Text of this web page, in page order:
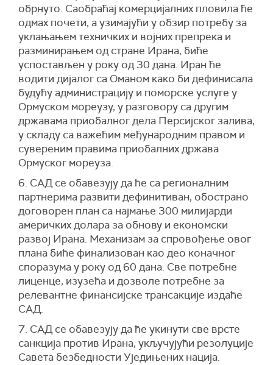
обрнуто. Саобраћај комерцијалних пловила ће
одмах почети, а узимајући у обзир потребу за
уклањањем техничких и војних препрека и
разминирањем од стране Ирана, биће
успостављен у року од 30 дана. Иран ће
водити дијалог са Оманом како би дефинисала
будућу администрацију и поморске услуге у
Ормуском мореузу, у разговору са другим
државама приобалног дела Персијског залива,
у складу са важећим међународним правом и
сувереним правима приобалних држава
Ормуског мореуза.
6. САД се обавезују да ће са регионалним
партнерима развити дефинитиван, обострано
договорен план са најмање 300 милијарди
америчких долара за обнову и економски
развој Ирана. Механизам за спровођење овог
плана биће финализован као део коначног
споразума у ​​року од 60 дана. Све потребне
лиценце, изузећа и дозволе потребне за
релевантне финансијске трансакције издаће
САД.
7. САД се обавезују да ће укинути све врсте
санкција против Ирана, укључујући резолуције
Савета безбедности Уједињених нација.